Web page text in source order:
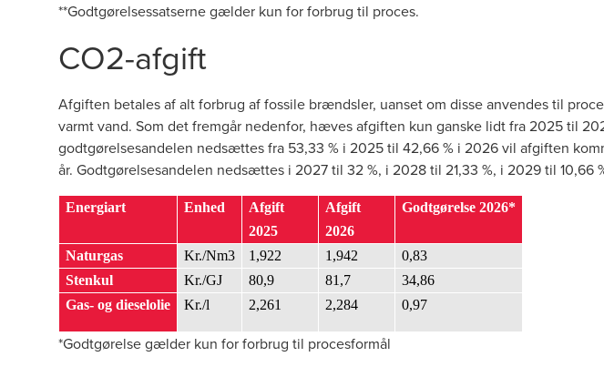
**Godtgørelsessatserne gælder kun for forbrug til proces.
CO2-afgift
Afgiften betales af alt forbrug af fossile brændsler, uanset om disse anvendes til
varmt vand. Som det fremgår nedenfor, hæves afgiften kun ganske lidt fra 2025 til
godtgørelsesandelen nedsættes fra 53,33 % i 2025 til 42,66 % i 2026 vil afgiften
år. Godtgørelsesandelen nedsættes i 2027 til 32 %, i 2028 til 21,33 %, i 2029 til 10,66
Energiart Enhed
Afgift
2025
Afgift
2026
Godtgørelse 2026*
Naturgas Kr./Nm3 1,922 1,942
0,83
Stenkul
Kr./GJ 80,9 81,7
34,86
Gas- og dieselolie
Kr./l 2,261 2,284 0,97
*Godtgørelse gælder kun for forbrug til procesformål